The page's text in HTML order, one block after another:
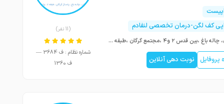
کف لگن-درمان تخصصی لنفادم
گرگان، چاله باغ ،بین قدس ۲ و۴ ،مجتمع گرگان ،طبقه دوم ،واحد ۵، فیزیوتراپی برتر
نوبت دهی آنلاین
(11 نفر)
شماره نظام : ف 3684 —
ف 1360